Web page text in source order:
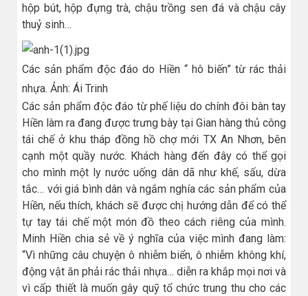
hộp bút, hộp đựng trà, chậu trồng sen đá và chậu cây
thuỷ sinh…
Các sản phẩm độc đáo do Hiền “ hô biến” từ rác thải
nhựa. Ảnh: Ái Trinh
Các sản phẩm độc đáo từ phế liệu do chính đôi bàn tay
Hiền làm ra đang được trưng bày tại Gian hàng thủ công
tái chế ở khu tháp đồng hồ chợ mới TX An Nhơn, bên
cạnh một quầy nước. Khách hàng đến đây có thể gọi
cho mình một ly nước uống dân dã như khế, sấu, dừa
tắc… với giá bình dân và ngắm nghía các sản phẩm của
Hiền, nếu thích, khách sẽ được chị hướng dẫn để có thể
tự tay tái chế một món đồ theo cách riêng của mình.
Minh Hiền chia sẻ về ý nghĩa của việc mình đang làm:
“Vì những câu chuyện ô nhiễm biển, ô nhiễm không khí,
động vật ăn phải rác thải nhựa… diễn ra khắp mọi nơi và
vì cấp thiết là muốn gây quỹ tổ chức trung thu cho các